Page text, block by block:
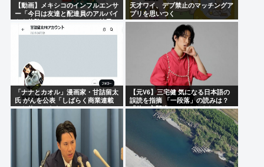
【動画】メキシコのインフルエンサ
ー「今日は友達と配達員のアルバイ
トを体験してみるよ！！」←結果…
天才ワイ、デブ禁止のマッチングア
プリを思いつく
「ナナとカオル」漫画家・甘詰留太
氏 がんを公表「しばらく商業連載
はお休みします」
【元V6】三宅健 気になる日本語の
誤読を指摘 「一段落」の読みは？
「使い方間違ってるんだよなとか」